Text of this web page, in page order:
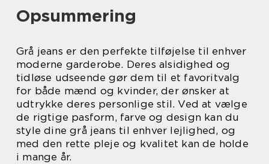
Opsummering
Grå jeans er den perfekte tilføjelse til enhver
moderne garderobe. Deres alsidighed og
tidløse udseende gør dem til et favoritvalg
for både mænd og kvinder, der ønsker at
udtrykke deres personlige stil. Ved at vælge
de rigtige pasform, farve og design kan du
style dine grå jeans til enhver lejlighed, og
med den rette pleje og kvalitet kan de holde
i mange år.